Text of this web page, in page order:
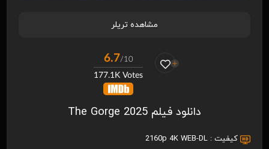
مشاهده تریلر
6.7/10
177.1K Votes
دانلود فیلم The Gorge 2025
کیفیت : 2160p 4K WEB-DL